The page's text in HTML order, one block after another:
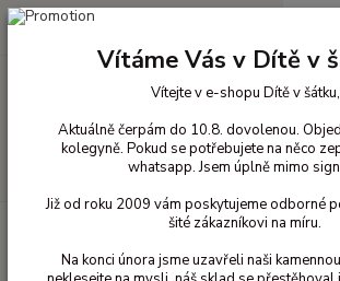
+420 603 818 836
Látkové plenky Čtvercové
Vítáme Vás v Dítě v
Vítejte v e-shopu Dítě v šátku,
Aktuálně čerpám do 10.8. dovolenou.
kolegyně. Pokud se potřebujete na něco
whatsapp. Jsem úplně mimo
Již od roku 2009 vám poskytujeme odborné
šité zákazníkovi na míru.
Na konci února jsme uzavřeli naši